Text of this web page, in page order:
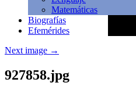
Matemáticas
Biografías
Efemérides
Next image →
927858.jpg